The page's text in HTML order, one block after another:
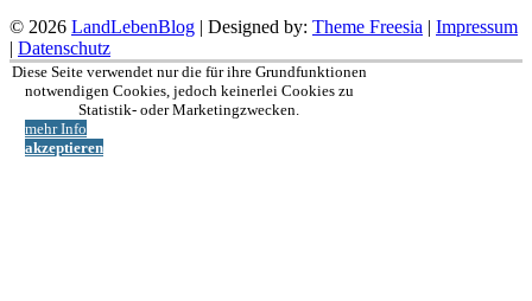
© 2026 LandLebenBlog | Designed by: Theme Freesia | Impressum
| Datenschutz
Nach
oben
Diese Seite verwendet nur die für ihre Grundfunktionen
notwendigen Cookies, jedoch keinerlei Cookies zu
Statistik- oder Marketingzwecken.
mehr Info
akzeptieren